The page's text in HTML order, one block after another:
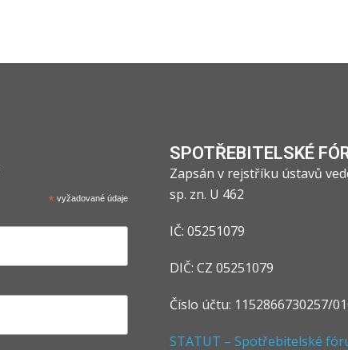
*vyžadované údaje
SPOTŘEBITELSKÉ
Zapsán v rejstříku ústavů
sp. zn. U 462
IČ: 05251079
DIČ: CZ 05251079
Číslo účtu: 1152866730257/
STATUT – Spotřebitelské